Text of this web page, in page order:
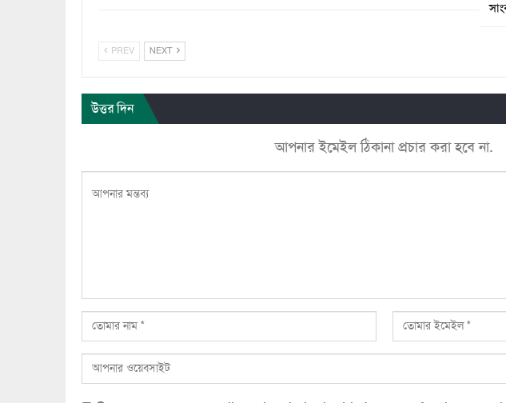
PREV NEXT
উত্তর দিন
আপনার ইমেইল ঠিকানা প্রচার করা হবে না.